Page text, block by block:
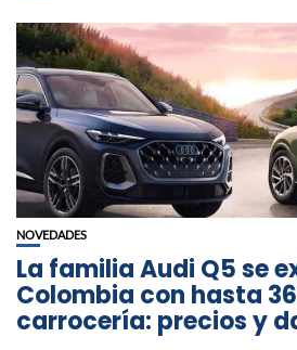
NOVEDADES
La familia Audi Q5 se
Colombia con hasta
carrocería: precios y